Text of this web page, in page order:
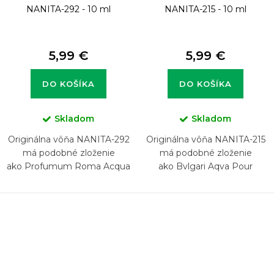
NANITA-292 - 10 ml
5,99 €
DO KOŠÍKA
Skladom
Originálna vôňa NANITA-292
má podobné zloženie
ako Profumum Roma Acqua
NANITA-215 - 10 ml
5,99 €
DO KOŠÍKA
Skladom
Originálna vôňa NANITA-215
má podobné zloženie
ako Bvlgari Aqva Pour